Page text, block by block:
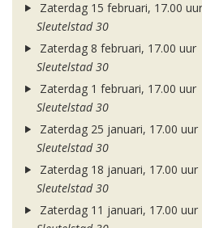
Zaterdag 15 februari, 17.00 uur
Sleutelstad 30
Zaterdag 8 februari, 17.00 uur
Sleutelstad 30
Zaterdag 1 februari, 17.00 uur
Sleutelstad 30
Zaterdag 25 januari, 17.00 uur
Sleutelstad 30
Zaterdag 18 januari, 17.00 uur
Sleutelstad 30
Zaterdag 11 januari, 17.00 uur